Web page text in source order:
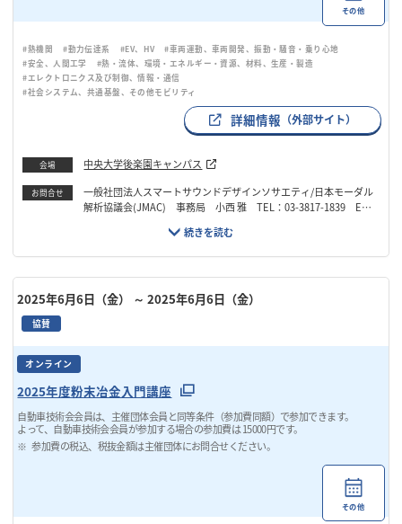
その他
#熱機関 #動力伝達系 #EV、HV
#車両運動、車両開発、振動・騒音・乗り心地
#安全、人間工学
#熱・流体、環境・エネルギー・資源、材料、生産・製造
#エレクトロニクス及び制御、情報・通信
#社会システム、共通基盤、その他モビリティ
詳細情報 （外部サイト）
会場 中央大学後楽園キャンパス
お問合せ
一般社団法人スマートサウンドデザインソサエティ/日本モーダル
解析協議会(JMAC) 事務局 小西 雅 TEL：03-3817-1839 Emai
2025年6月6日（金） ～ 2025年6月6日（金）
協賛
オンライン
2025年度粉末冶金入門講座
自動車技術会会員は、主催団体会員と同等条件（参加費同額）で参加できます。
よって、自動車技術会会員が参加する場合の参加費は 15000円です。
参加費の税込、税抜金額は主催団体にお問合せください。
その他